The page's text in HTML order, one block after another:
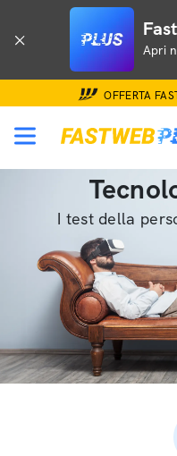
Apri
OFFERTA
I test della